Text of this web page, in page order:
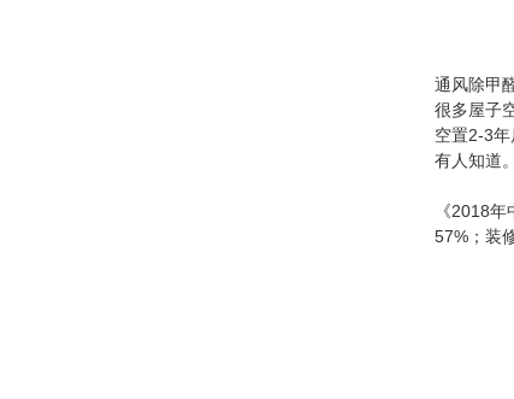
通风除甲
很多屋子
空置2-3
有人知道。
《2018
57%；装